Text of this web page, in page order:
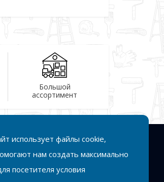
Большой
ассортимент
Подписаться
использует файлы cookie,
нам создать максимально
посетителя условия